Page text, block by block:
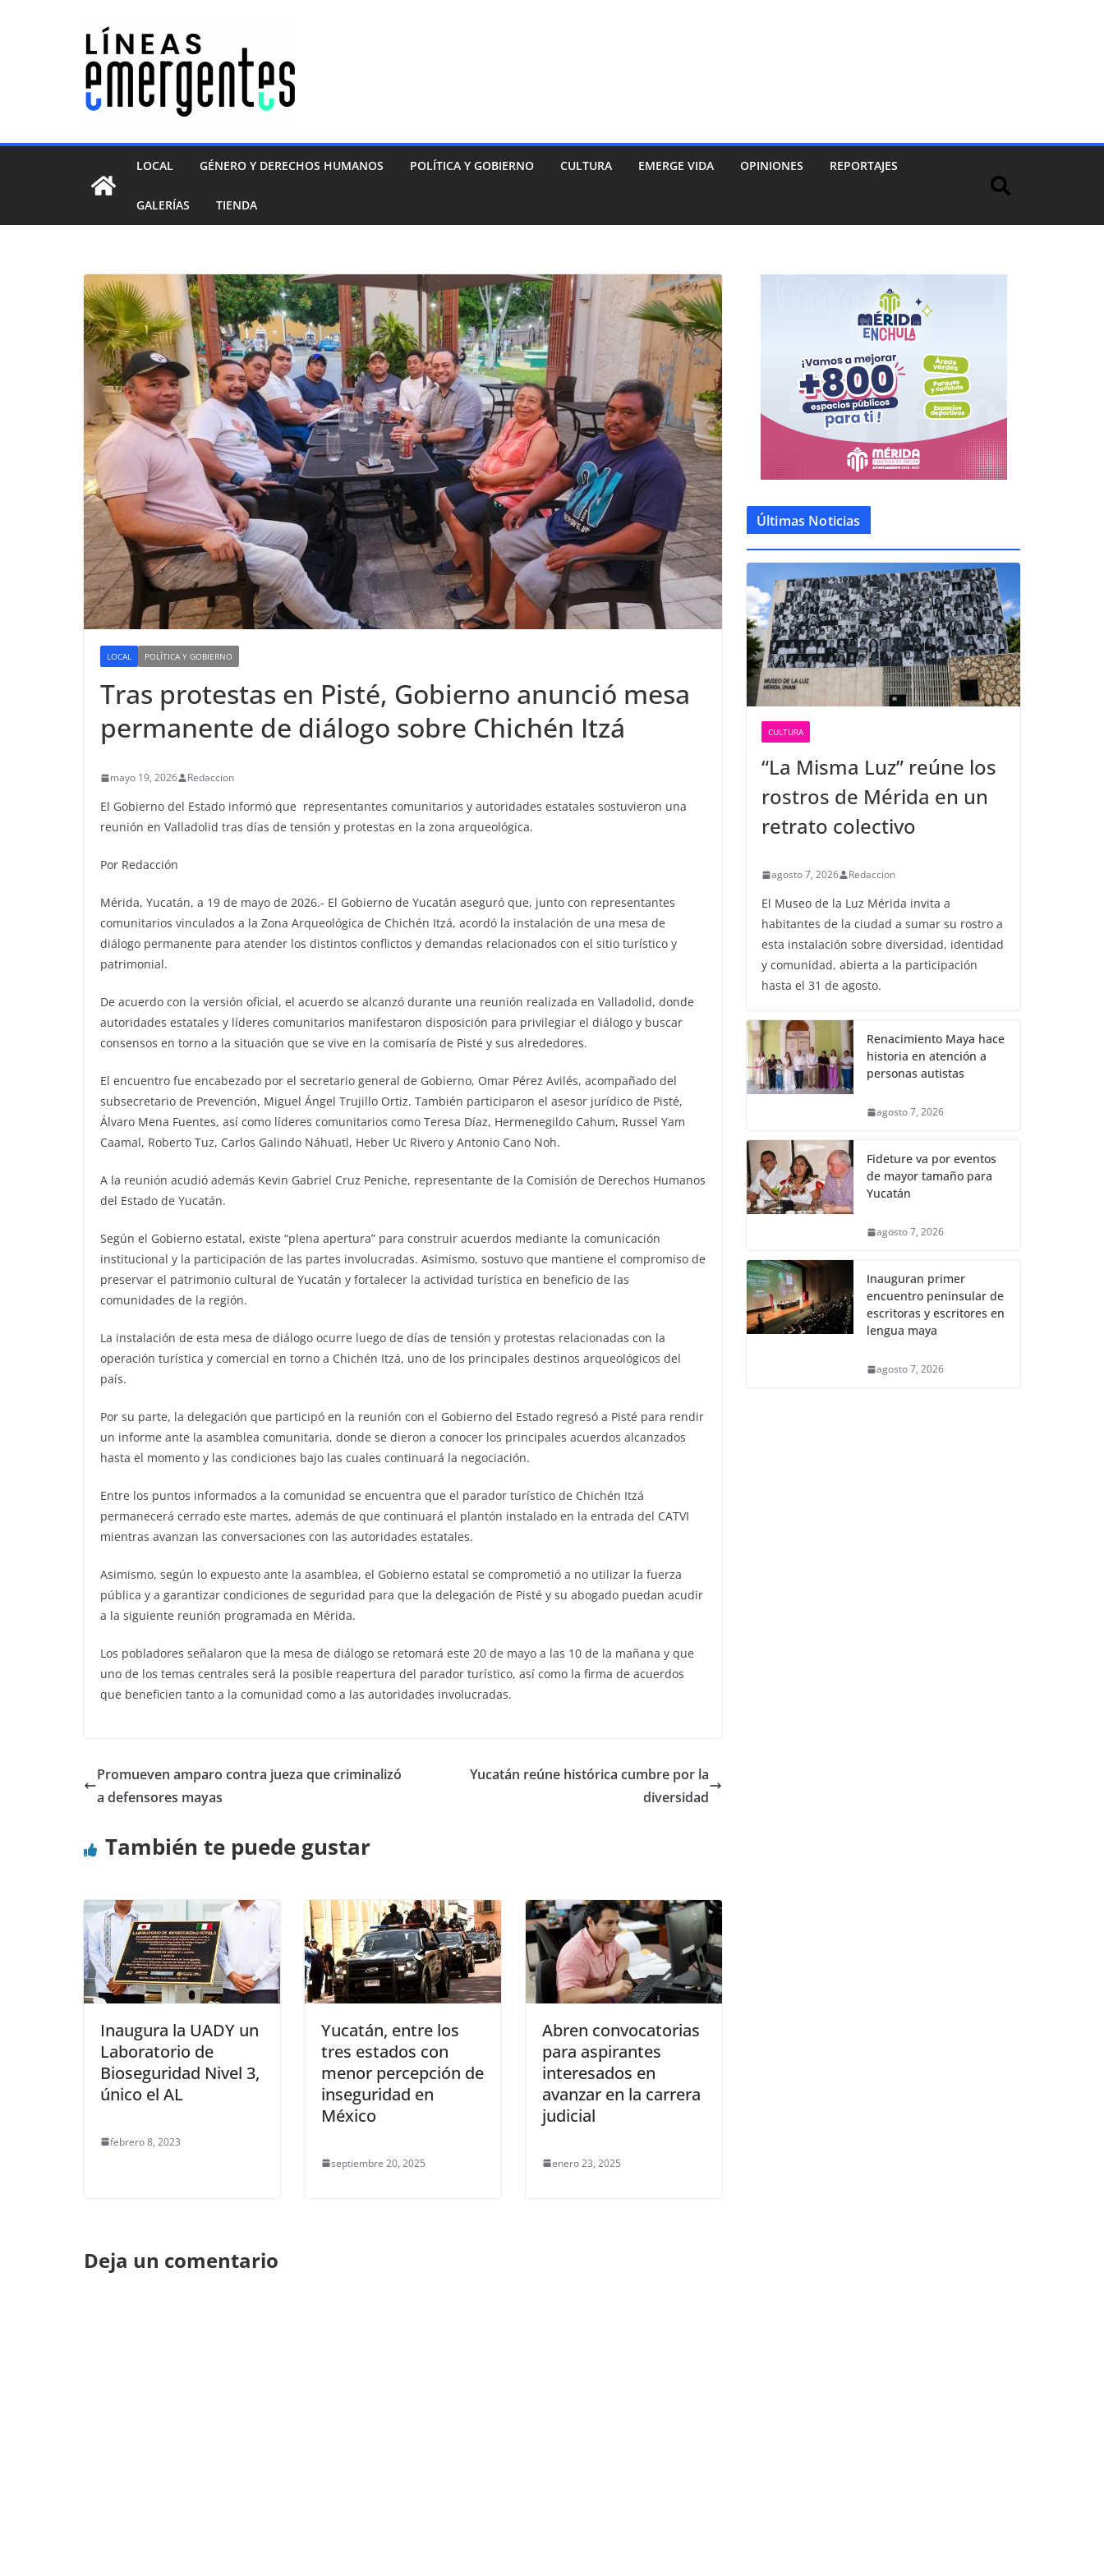
LOCAL GÉNERO Y DERECHOS HUMANOS POLÍTICA Y GOBIERNO CULTURA EMERGE VIDA OPINIONES REPORTAJES
GALERÍAS TIENDA
LOCAL POLÍTICA Y GOBIERNO
Tras protestas en Pisté, Gobierno anunció mesa
permanente de diálogo sobre Chichén Itzá
mayo 19, 2026 Redaccion
El Gobierno del Estado informó que representantes comunitarios y autoridades estatales sostuvieron una
reunión en Valladolid tras días de tensión y protestas en la zona arqueológica.
Por Redacción
Mérida, Yucatán, a 19 de mayo de 2026.- El Gobierno de Yucatán aseguró que, junto con representantes
comunitarios vinculados a la Zona Arqueológica de Chichén Itzá, acordó la instalación de una mesa de
diálogo permanente para atender los distintos conflictos y demandas relacionados con el sitio turístico y
patrimonial.
De acuerdo con la versión oficial, el acuerdo se alcanzó durante una reunión realizada en Valladolid, donde
autoridades estatales y líderes comunitarios manifestaron disposición para privilegiar el diálogo y buscar
consensos en torno a la situación que se vive en la comisaría de Pisté y sus alrededores.
El encuentro fue encabezado por el secretario general de Gobierno, Omar Pérez Avilés, acompañado del
subsecretario de Prevención, Miguel Ángel Trujillo Ortiz. También participaron el asesor jurídico de Pisté,
Álvaro Mena Fuentes, así como líderes comunitarios como Teresa Díaz, Hermenegildo Cahum, Russel Yam
Caamal, Roberto Tuz, Carlos Galindo Náhuatl, Heber Uc Rivero y Antonio Cano Noh.
A la reunión acudió además Kevin Gabriel Cruz Peniche, representante de la Comisión de Derechos Humanos
del Estado de Yucatán.
Según el Gobierno estatal, existe “plena apertura” para construir acuerdos mediante la comunicación
institucional y la participación de las partes involucradas. Asimismo, sostuvo que mantiene el compromiso de
preservar el patrimonio cultural de Yucatán y fortalecer la actividad turística en beneficio de las
comunidades de la región.
La instalación de esta mesa de diálogo ocurre luego de días de tensión y protestas relacionadas con la
operación turística y comercial en torno a Chichén Itzá, uno de los principales destinos arqueológicos del
país.
Por su parte, la delegación que participó en la reunión con el Gobierno del Estado regresó a Pisté para rendir
un informe ante la asamblea comunitaria, donde se dieron a conocer los principales acuerdos alcanzados
hasta el momento y las condiciones bajo las cuales continuará la negociación.
Entre los puntos informados a la comunidad se encuentra que el parador turístico de Chichén Itzá
permanecerá cerrado este martes, además de que continuará el plantón instalado en la entrada del CATVI
mientras avanzan las conversaciones con las autoridades estatales.
Asimismo, según lo expuesto ante la asamblea, el Gobierno estatal se comprometió a no utilizar la fuerza
pública y a garantizar condiciones de seguridad para que la delegación de Pisté y su abogado puedan acudir
a la siguiente reunión programada en Mérida.
Los pobladores señalaron que la mesa de diálogo se retomará este 20 de mayo a las 10 de la mañana y que
uno de los temas centrales será la posible reapertura del parador turístico, así como la firma de acuerdos
que beneficien tanto a la comunidad como a las autoridades involucradas.
Promueven amparo contra jueza que criminalizó
a defensores mayas
Yucatán reúne histórica cumbre por la
diversidad
También te puede gustar
Inaugura la UADY un
Laboratorio de
Bioseguridad Nivel 3,
único el AL
febrero 8, 2023
Yucatán, entre los
tres estados con
menor percepción de
inseguridad en
México
septiembre 20, 2025
Abren convocatorias
para aspirantes
interesados en
avanzar en la carrera
judicial
enero 23, 2025
Deja un comentario
Últimas Noticias
CULTURA
“La Misma Luz” reúne los
rostros de Mérida en un
retrato colectivo
agosto 7, 2026 Redaccion
El Museo de la Luz Mérida invita a
habitantes de la ciudad a sumar su rostro a
esta instalación sobre diversidad, identidad
y comunidad, abierta a la participación
hasta el 31 de agosto.
Renacimiento Maya hace
historia en atención a
personas autistas
agosto 7, 2026
Fideture va por eventos
de mayor tamaño para
Yucatán
agosto 7, 2026
Inauguran primer
encuentro peninsular de
escritoras y escritores en
lengua maya
agosto 7, 2026